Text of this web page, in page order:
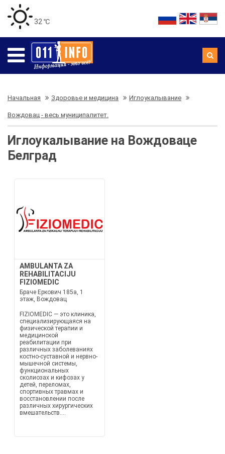
32 ℃
Начальная Здоровье и медицина Иглоукалывание
Вождовац - весь муниципалитет.
Иглоукалывание на Вождоваце
Белград
AMBULANTA ZA
REHABILITACIJU
FIZIOMEDIC
Браче Еркович 185а, 1
этаж, Вождовац
FIZIOMEDIC — это клиника,
специализирующаяся на
физической терапии и
медицинской
реабилитации при
различных заболеваниях
костно-суставной и нервно-
мышечной системы,
функциональных
сколиозах и кифозах у
детей, переломах,
спортивных травмах и
восстановлении после
различных хирургических
вмешательств....